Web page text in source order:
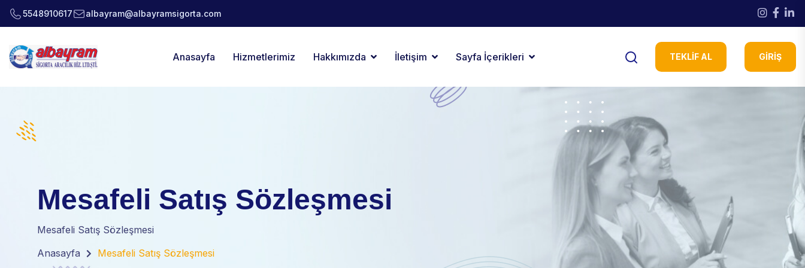
5548910617 albayram@albayramsigorta.com
Anasayfa Hizmetlerimiz Hakkımızda İletişim Sayfa İçerikleri TEKLİF AL GIRIŞ
Mesafeli Satış Sözleşmesi
Mesafeli Satış Sözleşmesi
Anasayfa
Mesafeli Satış Sözleşmesi